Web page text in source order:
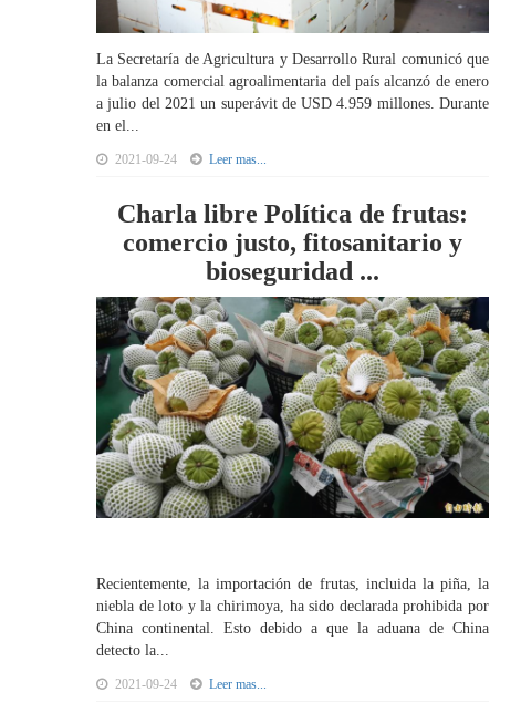
La Secretaría de Agricultura y Desarrollo Rural comunicó que
la balanza comercial agroalimentaria del país alcanzó de enero
a julio del 2021 un superávit de USD 4.959 millones. Durante
en el...
2021-09-24 Leer mas...
Charla libre Política de frutas:
comercio justo, fitosanitario y
bioseguridad ...
Recientemente, la importación de frutas, incluida la piña, la
niebla de loto y la chirimoya, ha sido declarada prohibida por
China continental. Esto debido a que la aduana de China
detecto la...
2021-09-24 Leer mas...